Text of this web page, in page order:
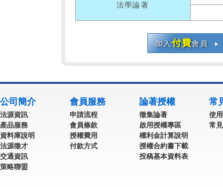
法學論著
加入付費會員
公司簡介
法源資訊
產品服務
資料庫說明
法源徵才
交通資訊
策略聯盟
會員服務
申請流程
會員條款
授權費用
付款方式
論著授權
徵集論著
啟用授權專區
權利金計算說明
授權合約書下載
投稿基本資料表
常
使
常